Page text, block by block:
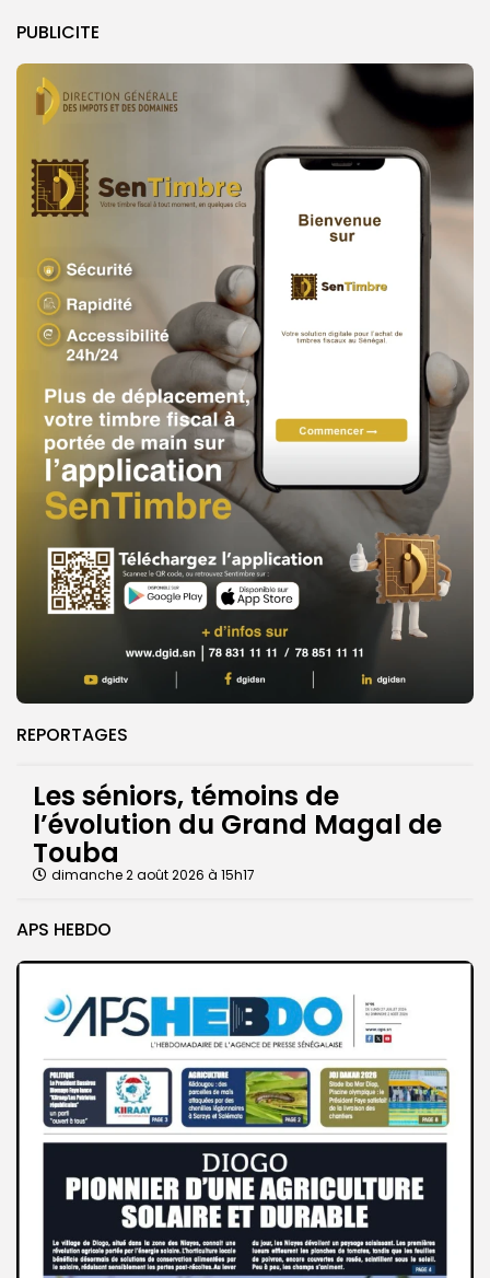
PUBLICITE
REPORTAGES
Les séniors, témoins de
l’évolution du Grand Magal de
Touba
dimanche 2 août 2026 à 15h17
APS HEBDO